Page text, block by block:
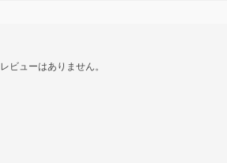
レビューはありません。